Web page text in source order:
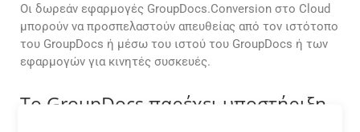
Οι δωρεάν εφαρμογές GroupDocs.Conversion στο Cloud
μπορούν να προσπελαστούν απευθείας από τον ιστότοπο
του GroupDocs ή μέσω του ιστού του GroupDocs ή των
εφαρμογών για κινητές συσκευές.
Το GroupDocs παρέχει υποστήριξη